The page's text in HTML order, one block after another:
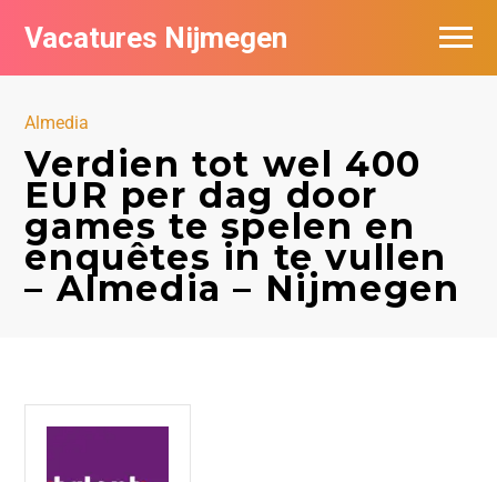
Vacatures Nijmegen
Almedia
Verdien tot wel 400
EUR per dag door
games te spelen en
enquêtes in te vullen
– Almedia – Nijmegen
Vacatures per bedrijf
Nieuwsbrief feed